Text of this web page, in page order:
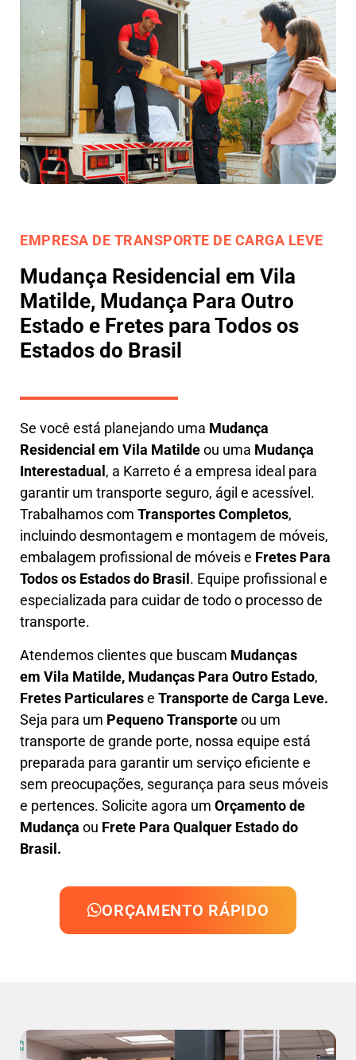
EMPRESA DE TRANSPORTE DE CARGA LEVE
Mudança Residencial em Vila
Matilde, Mudança Para Outro
Estado e Fretes para Todos os
Estados do Brasil
Se você está planejando uma Mudança
Residencial em Vila Matildeou uma Mudança
Interestadual , a Karretoé a empresa ideal para
garantir um transporte seguro, ágil e acessível.
Trabalhamos com Transportes Completos,
incluindodesmontagem e montagem de móveis,
embalagem profissional de móveis e Fretes Para
Todos os Estados do Brasil . Equipe profissional e
especializada para cuidar de todo o processo de
transporte.
Atendemos clientes que buscam Mudanças
em Vila Matilde, Mudanças Para Outro Estado,
Fretes Particularese Transportede Carga Leve.
Seja para um Pequeno Transporteou um
transporte de grande porte, nossa equipe está
preparada para garantir um serviço eficiente e
sem preocupações, segurança para seus móveis
e pertences. Solicite agora um Orçamento de
Mudança ou Frete Para Qualquer Estado do
Brasil.
ORÇAMENTO RÁPIDO